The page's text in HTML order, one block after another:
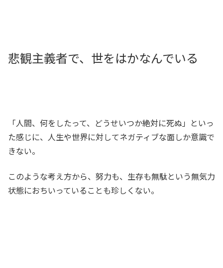
悲観主義者で、世をはかなんでいる
「人間、何をしたって、どうせいつか絶対に死ぬ」といっ
た感じに、人生や世界に対してネガティブな面しか意識で
きない。
このような考え方から、努力も、生存も無駄という無気力
状態におちいっていることも珍しくない。